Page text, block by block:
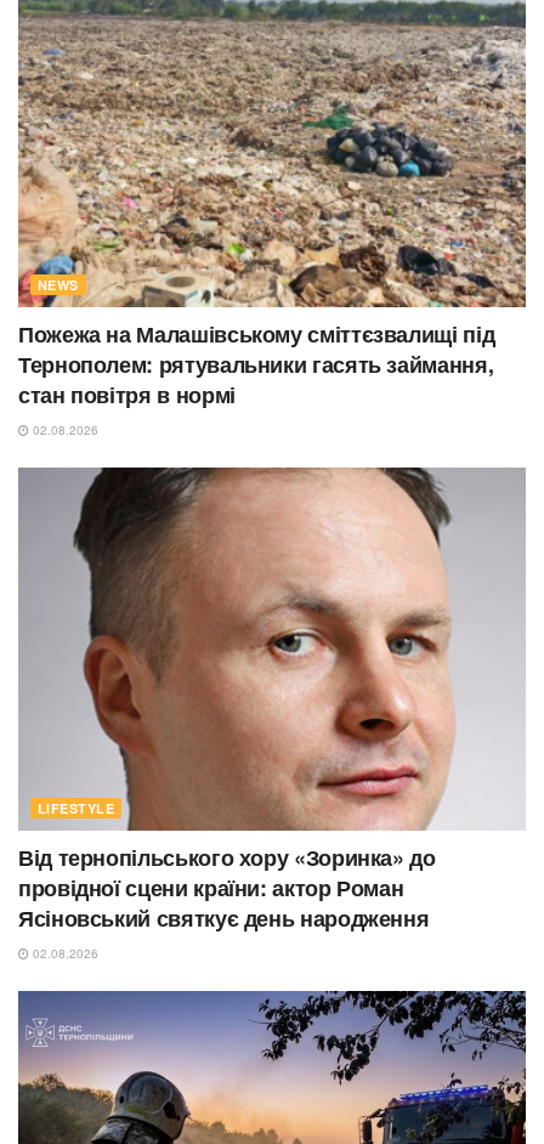
NEWS
Пожежа на Малашівському сміттєзвалищі під
Тернополем: рятувальники гасять займання,
стан повітря в нормі
02.08.2026
LIFESTYLE
Від тернопільського хору «Зоринка» до
провідної сцени країни: актор Роман
Ясіновський святкує день народження
02.08.2026